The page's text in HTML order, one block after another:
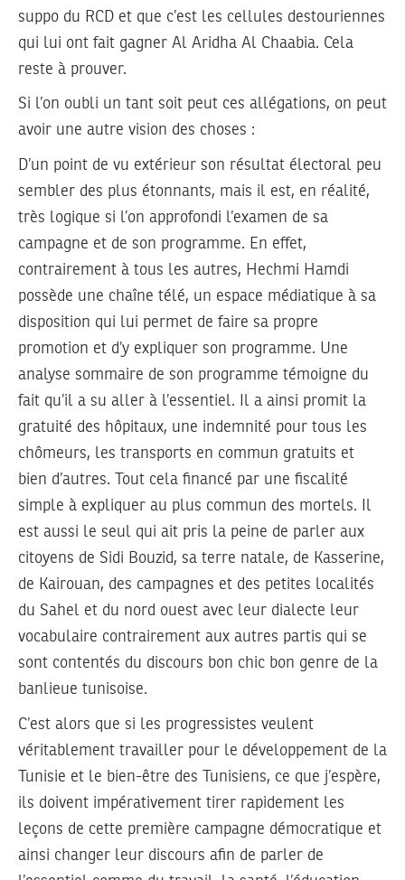
suppo du RCD et que c’est les cellules destouriennes
qui lui ont fait gagner Al Aridha Al Chaabia. Cela
reste à prouver.
Si l’on oubli un tant soit peut ces allégations, on peut
avoir une autre vision des choses :
D’un point de vu extérieur son résultat électoral peu
sembler des plus étonnants, mais il est, en réalité,
très logique si l’on approfondi l’examen de sa
campagne et de son programme. En effet,
contrairement à tous les autres, Hechmi Hamdi
possède une chaîne télé, un espace médiatique à sa
disposition qui lui permet de faire sa propre
promotion et d’y expliquer son programme. Une
analyse sommaire de son programme témoigne du
fait qu’il a su aller à l’essentiel. Il a ainsi promit la
gratuité des hôpitaux, une indemnité pour tous les
chômeurs, les transports en commun gratuits et
bien d’autres. Tout cela financé par une fiscalité
simple à expliquer au plus commun des mortels. Il
est aussi le seul qui ait pris la peine de parler aux
citoyens de Sidi Bouzid, sa terre natale, de Kasserine,
de Kairouan, des campagnes et des petites localités
du Sahel et du nord ouest avec leur dialecte leur
vocabulaire contrairement aux autres partis qui se
sont contentés du discours bon chic bon genre de la
banlieue tunisoise.
C’est alors que si les progressistes veulent
véritablement travailler pour le développement de la
Tunisie et le bien-être des Tunisiens, ce que j’espère,
ils doivent impérativement tirer rapidement les
leçons de cette première campagne démocratique et
ainsi changer leur discours afin de parler de